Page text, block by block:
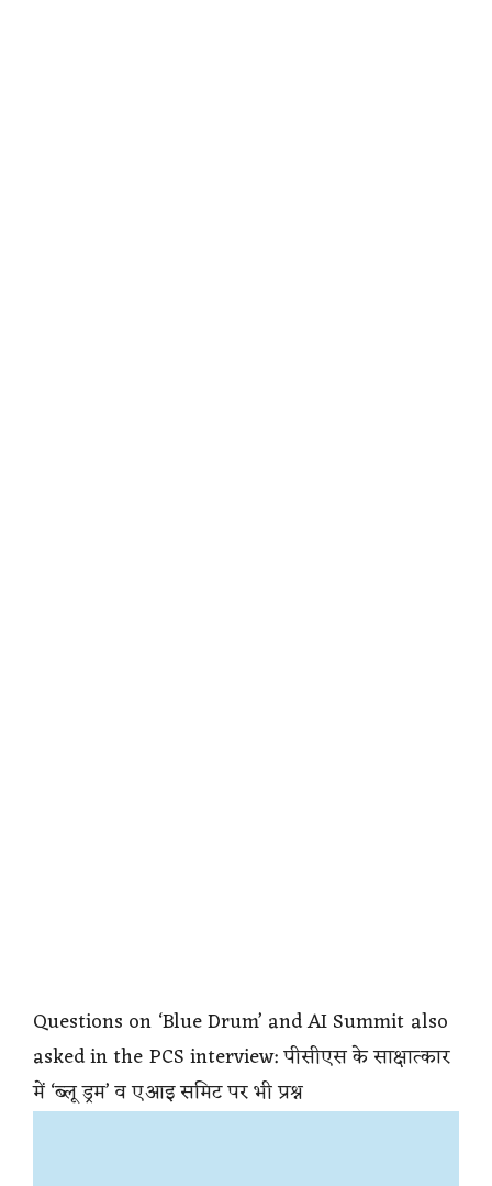
Questions on ‘Blue Drum’ and AI Summit also
asked in the PCS interview: पीसीएस के साक्षात्कार
में ‘ब्लू ड्रम’ व एआइ समिट पर भी प्रश्न